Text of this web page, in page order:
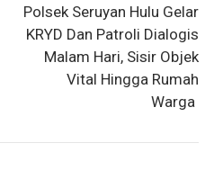
Polsek Seruyan Hulu Gelar
KRYD Dan Patroli Dialogis
Malam Hari, Sisir Objek
Vital Hingga Rumah
Warga